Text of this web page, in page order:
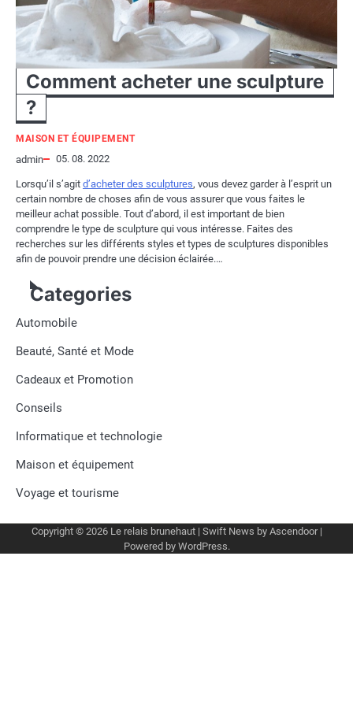
Comment acheter une sculpture
?
MAISON ET ÉQUIPEMENT
admin 05. 08. 2022
Lorsqu’il s’agit d’acheter des sculptures, vous devez garder à l’esprit un
certain nombre de choses afin de vous assurer que vous faites le
meilleur achat possible. Tout d’abord, il est important de bien
comprendre le type de sculpture qui vous intéresse. Faites des
recherches sur les différents styles et types de sculptures disponibles
afin de pouvoir prendre une décision éclairée.…
Categories
Automobile
Beauté, Santé et Mode
Cadeaux et Promotion
Conseils
Informatique et technologie
Maison et équipement
Voyage et tourisme
Copyright © 2026 Le relais brunehaut| Swift News by Ascendoor|
Powered by WordPress.